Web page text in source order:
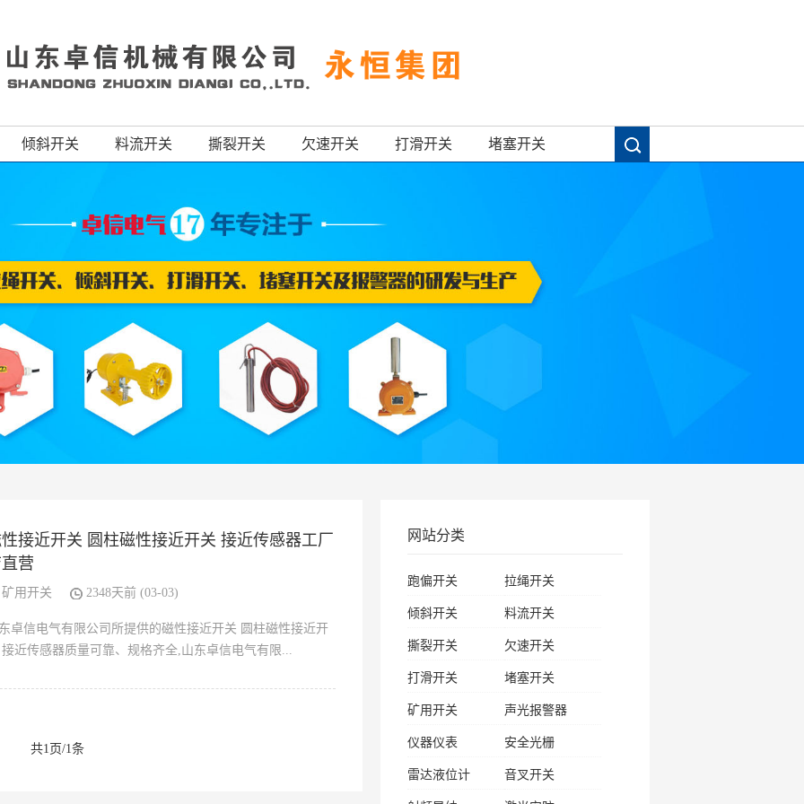
倾斜开关 料流开关 撕裂开关 欠速开关 打滑开关 堵塞开关
接近开关 圆柱磁性接近开关 接近传感器工厂
营
矿用开关 2348天前 (03-03)
卓信电气有限公司所提供的磁性接近开关 圆柱磁性接近开
近传感器质量可靠、规格齐全,山东卓信电气有限...
共1页/1条
网站分类
跑偏开关 拉绳开关
倾斜开关 料流开关
撕裂开关 欠速开关
打滑开关 堵塞开关
矿用开关 声光报警器
仪器仪表 安全光栅
雷达液位计 音叉开关